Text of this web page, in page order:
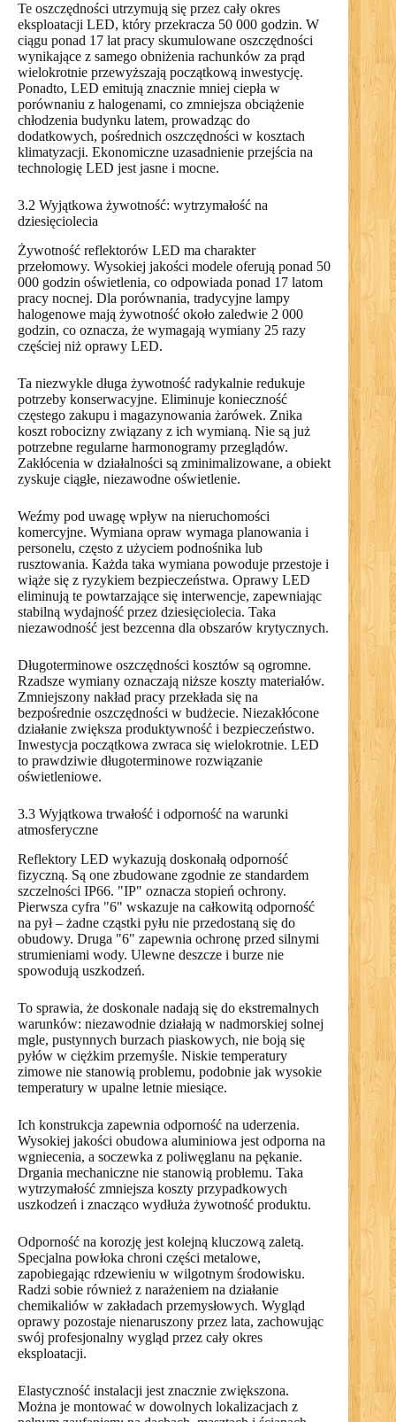
Te oszczędności utrzymują się przez cały okres
eksploatacji LED, który przekracza 50 000 godzin. W
ciągu ponad 17 lat pracy skumulowane oszczędności
wynikające z samego obniżenia rachunków za prąd
wielokrotnie przewyższają początkową inwestycję.
Ponadto, LED emitują znacznie mniej ciepła w
porównaniu z halogenami, co zmniejsza obciążenie
chłodzenia budynku latem, prowadząc do
dodatkowych, pośrednich oszczędności w kosztach
klimatyzacji. Ekonomiczne uzasadnienie przejścia na
technologię LED jest jasne i mocne.
3.2 Wyjątkowa żywotność: wytrzymałość na
dziesięciolecia
Żywotność reflektorów LED ma charakter
przełomowy. Wysokiej jakości modele oferują ponad 50
000 godzin oświetlenia, co odpowiada ponad 17 latom
pracy nocnej. Dla porównania, tradycyjne lampy
halogenowe mają żywotność około zaledwie 2 000
godzin, co oznacza, że wymagają wymiany 25 razy
częściej niż oprawy LED.
Ta niezwykle długa żywotność radykalnie redukuje
potrzeby konserwacyjne. Eliminuje konieczność
częstego zakupu i magazynowania żarówek. Znika
koszt robocizny związany z ich wymianą. Nie są już
potrzebne regularne harmonogramy przeglądów.
Zakłócenia w działalności są zminimalizowane, a obiekt
zyskuje ciągłe, niezawodne oświetlenie.
Weźmy pod uwagę wpływ na nieruchomości
komercyjne. Wymiana opraw wymaga planowania i
personelu, często z użyciem podnośnika lub
rusztowania. Każda taka wymiana powoduje przestoje i
wiąże się z ryzykiem bezpieczeństwa. Oprawy LED
eliminują te powtarzające się interwencje, zapewniając
stabilną wydajność przez dziesięciolecia. Taka
niezawodność jest bezcenna dla obszarów krytycznych.
Długoterminowe oszczędności kosztów są ogromne.
Rzadsze wymiany oznaczają niższe koszty materiałów.
Zmniejszony nakład pracy przekłada się na
bezpośrednie oszczędności w budżecie. Niezakłócone
działanie zwiększa produktywność i bezpieczeństwo.
Inwestycja początkowa zwraca się wielokrotnie. LED
to prawdziwie długoterminowe rozwiązanie
oświetleniowe.
3.3 Wyjątkowa trwałość i odporność na warunki
atmosferyczne
Reflektory LED wykazują doskonałą odporność
fizyczną. Są one zbudowane zgodnie ze standardem
szczelności IP66. "IP" oznacza stopień ochrony.
Pierwsza cyfra "6" wskazuje na całkowitą odporność
na pył – żadne cząstki pyłu nie przedostaną się do
obudowy. Druga "6" zapewnia ochronę przed silnymi
strumieniami wody. Ulewne deszcze i burze nie
spowodują uszkodzeń.
To sprawia, że doskonale nadają się do ekstremalnych
warunków: niezawodnie działają w nadmorskiej solnej
mgle, pustynnych burzach piaskowych, nie boją się
pyłów w ciężkim przemyśle. Niskie temperatury
zimowe nie stanowią problemu, podobnie jak wysokie
temperatury w upalne letnie miesiące.
Ich konstrukcja zapewnia odporność na uderzenia.
Wysokiej jakości obudowa aluminiowa jest odporna na
wgniecenia, a soczewka z poliwęglanu na pękanie.
Drgania mechaniczne nie stanowią problemu. Taka
wytrzymałość zmniejsza koszty przypadkowych
uszkodzeń i znacząco wydłuża żywotność produktu.
Odporność na korozję jest kolejną kluczową zaletą.
Specjalna powłoka chroni części metalowe,
zapobiegając rdzewieniu w wilgotnym środowisku.
Radzi sobie również z narażeniem na działanie
chemikaliów w zakładach przemysłowych. Wygląd
oprawy pozostaje nienaruszony przez lata, zachowując
swój profesjonalny wygląd przez cały okres
eksploatacji.
Elastyczność instalacji jest znacznie zwiększona.
Można je montować w dowolnych lokalizacjach z